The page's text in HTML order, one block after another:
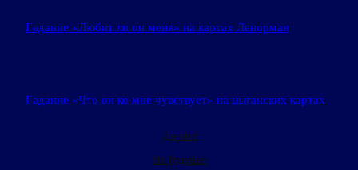
Гадание «Любит ли он меня» на картах Ленорман
Гадание «Что он ко мне чувствует» на цыганских картах
Да-Нет
На будущее